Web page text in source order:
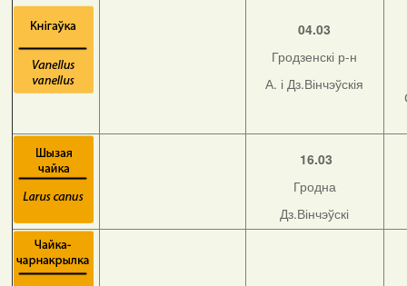
04.03
Гродзенскі р-н
А. і Дз.Вінчэўскія
16.03
Гродна
Дз.Вінчэўскі